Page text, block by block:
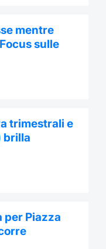
mentre
sulle
trimestrali e
brilla
per Piazza